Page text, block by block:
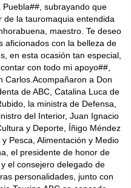
subrayando que
la tauromaquia entendida
maestro. Te deseo
aficionados con la belleza de
en esta ocasión tan especial,
con todo mi apoyo##,
Carlos.Acompañaron a Don
de ABC, Catalina Luca de
la ministra de Defensa,
del Interior, Juan Ignacio
y Deporte, Íñigo Méndez
Pesca, Alimentación y Medio
el presidente de honor de
el consejero delegado de
personalidades, junto con